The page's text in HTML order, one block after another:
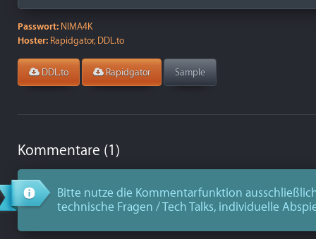
Passwort: NIMA4K
Hoster: Rapidgator, DDL.to
DDL.to Rapidgator Sample
Kommentare (1)
Bitte nutze die Kommentarfunktion
technische Fragen / Tech Talks, individuelle